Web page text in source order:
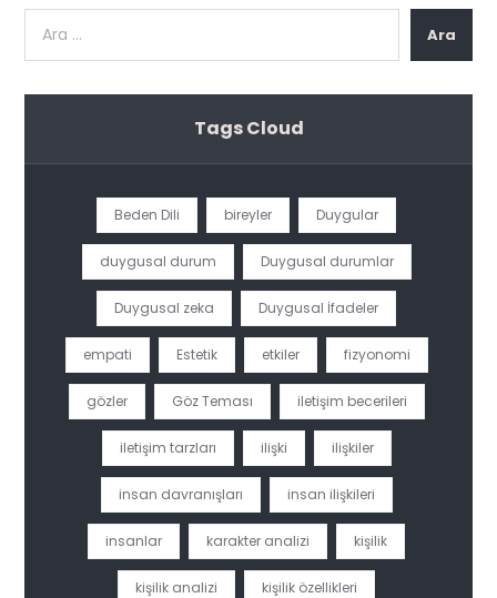
Ara
Tags Cloud
Beden Dili bireyler Duygular
duygusal durum Duygusal durumlar
Duygusal zeka Duygusal İfadeler
empati Estetik etkiler fizyonomi
gözler Göz Teması iletişim becerileri
iletişim tarzları ilişki ilişkiler
insan davranışları insan ilişkileri
insanlar karakter analizi kişilik
kişilik analizi kişilik özellikleri